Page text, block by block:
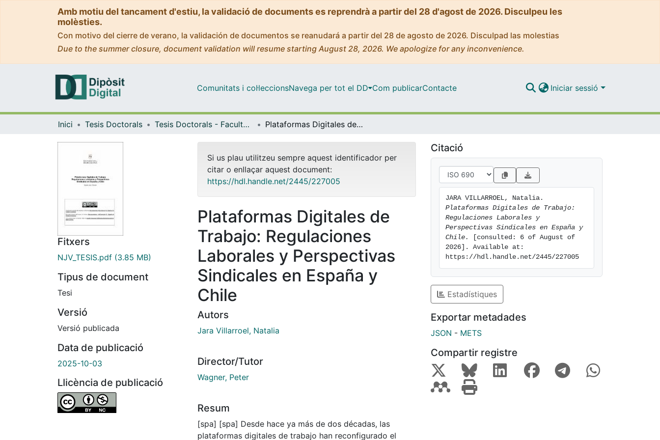
Amb motiu del tancament d'estiu, la validació de documents es reprendrà a partir del 28 d'agost de 2026. Disculpeu les
molèsties.
Con motivo del cierre de verano, la validación de documentos se reanudará a partir del 28 de agosto de 2026. Disculpad las molestias
Due to the summer closure, document validation will resume starting August 28, 2026. We apologize for any inconvenience.
Comunitats i col·leccionsNavega per tot el DD Com publicarContacte Iniciar sessió
Inici Tesis Doctorals Tesis Doctorals - Facultat - Economia i Empresa Plataformas Digitales de Trabajo: Regulaciones Laborales y Perspectivas Sindicales en España y Chile
Fitxers
NJV_TESIS.pdf (3.85 MB)
Tipus de document
Tesi
Versió
Versió publicada
Data de publicació
2025-10-03
Llicència de publicació
Si us plau utilitzeu sempre aquest identificador per
citar o enllaçar aquest document:
https://hdl.handle.net/2445/227005
Plataformas Digitales de
Trabajo: Regulaciones
Laborales y Perspectivas
Sindicales en España y
Chile
Autors
Jara Villarroel, Natalia
Director/Tutor
Wagner, Peter
Resum
[spa] [spa] Desde hace ya más de dos décadas, las
plataformas digitales de trabajo han reconfigurado el
Citació
Plataformas Digitales de Trabajo:
Regulaciones Laborales y
Perspectivas Sindicales en España y
Chile.
[consulted: 6 of August of
2026]. Available at:
https://hdl.handle.net/2445/227005
Estadístiques
Exportar metadades
JSON - METS
Compartir registre